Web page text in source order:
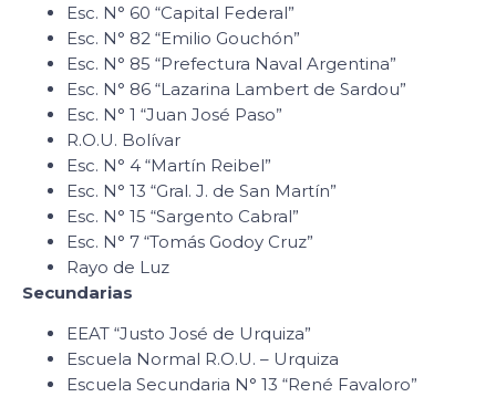
Esc. N° 60 “Capital Federal”
Esc. N° 82 “Emilio Gouchón”
Esc. N° 85 “Prefectura Naval Argentina”
Esc. N° 86 “Lazarina Lambert de Sardou”
Esc. N° 1 “Juan José Paso”
R.O.U. Bolívar
Esc. N° 4 “Martín Reibel”
Esc. N° 13 “Gral. J. de San Martín”
Esc. N° 15 “Sargento Cabral”
Esc. N° 7 “Tomás Godoy Cruz”
Rayo de Luz
Secundarias
EEAT “Justo José de Urquiza”
Escuela Normal R.O.U. – Urquiza
Escuela Secundaria N° 13 “René Favaloro”